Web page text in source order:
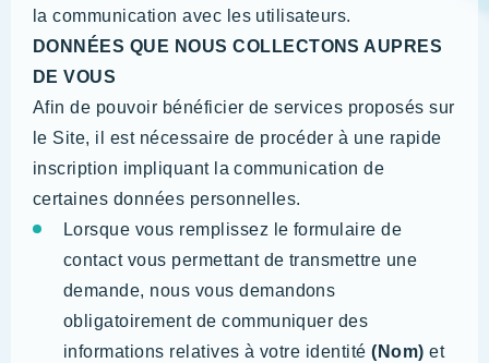
la communication avec les utilisateurs.
DONNÉES QUE NOUS COLLECTONS AUPRES
DE VOUS
Afin de pouvoir bénéficier de services proposés sur
le Site, il est nécessaire de procéder à une rapide
inscription impliquant la communication de
certaines données personnelles.
Lorsque vous remplissez le formulaire de
contact vous permettant de transmettre une
demande, nous vous demandons
obligatoirement de communiquer des
informations relatives à votre identité(Nom)et